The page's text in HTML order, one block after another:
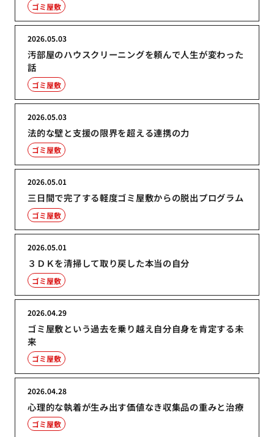
ゴミ屋敷
汚部屋のハウスクリーニングを頼んで人生が変わった
話
2026.05.03
ゴミ屋敷
法的な壁と支援の限界を超える連携の力
2026.05.03
ゴミ屋敷
三日間で完了する軽度ゴミ屋敷からの脱出プログラム
2026.05.01
ゴミ屋敷
３ＤＫを清掃して取り戻した本当の自分
2026.05.01
ゴミ屋敷
ゴミ屋敷という過去を乗り越え自分自身を肯定する未
来
2026.04.29
ゴミ屋敷
心理的な執着が生み出す価値なき収集品の重みと治療
2026.04.28
ゴミ屋敷